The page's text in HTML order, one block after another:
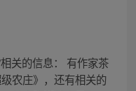
关的信息： 有作家茶
农庄》，还有相关的